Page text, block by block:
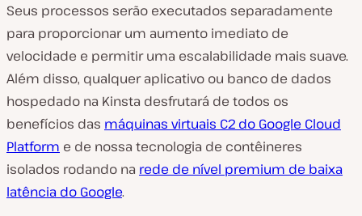
Seus processos serão executados separadamente
para proporcionar um aumento imediato de
velocidade e permitir uma escalabilidade mais suave.
Além disso, qualquer aplicativo ou banco de dados
hospedado na Kinsta desfrutará de todos os
benefícios das máquinas virtuais C2 do Google Cloud
Platform e de nossa tecnologia de contêineres
isolados rodando na rede de nível premium de baixa
latência do Google.